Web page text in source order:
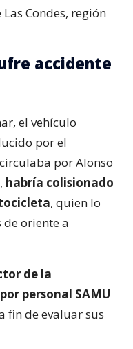
Condes, región
accidente
el vehículo
por el
por Alonso
habría colisionado
, quien lo
oriente a
de la
personal SAMU
fin de evaluar sus